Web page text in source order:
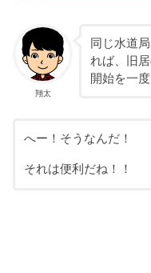
翔太
同じ水道
れば、旧
開始を一
へー！そうなんだ！
それは便利だね！！